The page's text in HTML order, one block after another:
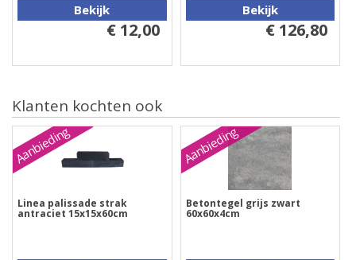
Bekijk
€ 12,00
Bekijk
€ 126,80
Klanten kochten ook
Aanbieding
Linea palissade strak
antraciet 15x15x60cm
Aanbieding
Betontegel grijs zwart
60x60x4cm